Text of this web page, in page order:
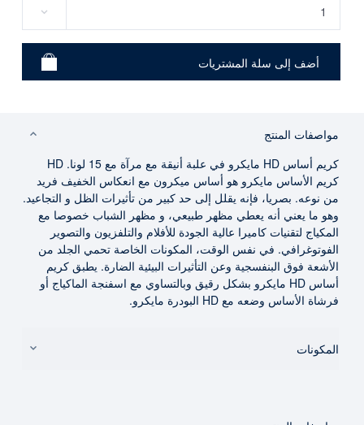
مواصفات المنتج
كريم أساس HD مايكرو في علبة أنيقة مع مرآة مع 15 لونا. HD
كريم الأساس مايكرو هو أساس ميكرون مع انعكاس الخفيف فريد
من نوعه. بصريا، فإنه يقلل إلى حد كبير من تأثيرات الظل و التجاعيد.
وهو ما يعني أنه يعطي مظهر طبيعي، و مظهر الشباب خصوصا مع
المكياج لتقنيات كاميرا عالية الجودة للأفلام والتلفزيون والتصوير
الفوتوغرافي. في نفس الوقت، المكونات الخاصة تحمي الجلد من
الأشعة فوق البنفسجية وعن التأثيرات البيئية الضارة. يطبق كريم
أساس HD مايكرو بشكل رقيق وبالتساوي مع اسفنجة الماكياج أو
فرشاة الأساس وضعه مع HD البودرة مايكرو.
المكونات